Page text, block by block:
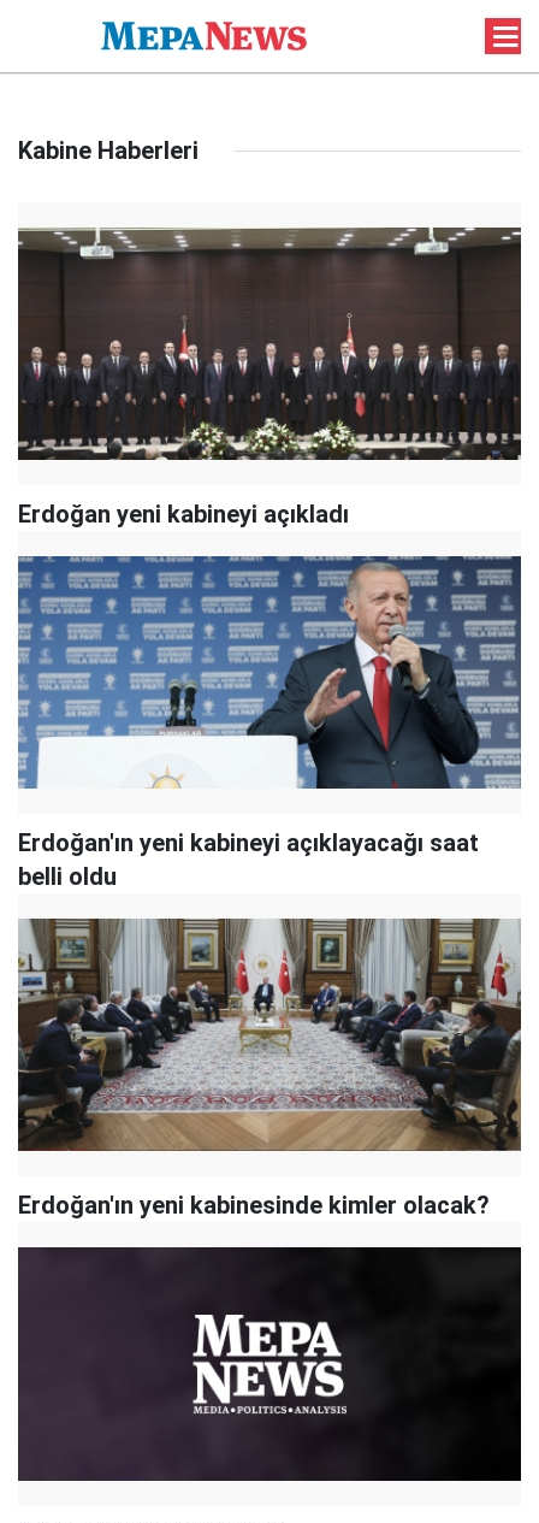
Kabine Haberleri
Erdoğan yeni kabineyi açıkladı
Erdoğan'ın yeni kabineyi açıklayacağı saat
belli oldu
Erdoğan'ın yeni kabinesinde kimler olacak?